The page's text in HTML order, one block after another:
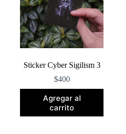
Sticker Cyber Sigilism 3
$400
Agregar al
carrito